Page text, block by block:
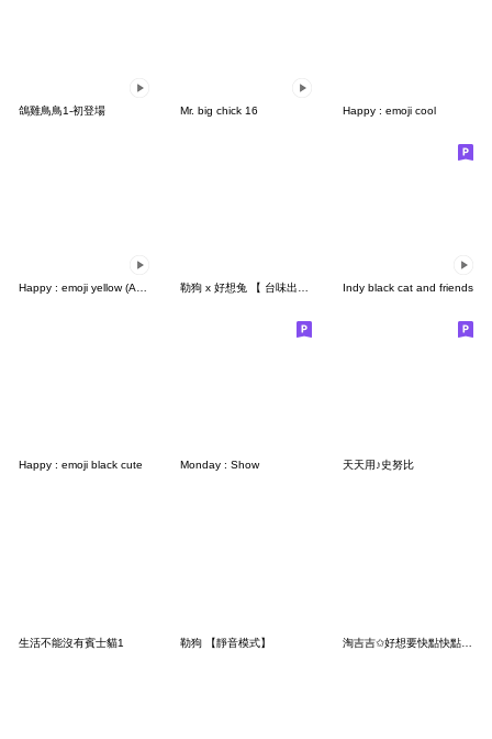
鴿雞鳥鳥1-初登場 Mr. big chick 16 Happy : emoji cool
Indy black cat and friends
Happy : emoji black cute Monday : Show 天天用♪史努比
生活不能沒有賓士貓1 勒狗 【靜音模式】 淘吉吉✩好想要快點快點!!!!!!